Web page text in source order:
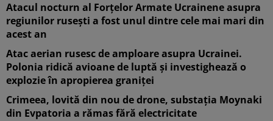
Atacul nocturn al Forțelor Armate Ucrainene asupra
regiunilor rusești a fost unul dintre cele mai mari din
acest an
Atac aerian rusesc de amploare asupra Ucrainei.
Polonia ridică avioane de luptă și investighează o
explozie în apropierea graniței
Crimeea, lovită din nou de drone, substația Moynaki
din Evpatoria a rămas fără electricitate